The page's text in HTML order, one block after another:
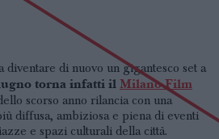
di nuovo un gigantesco set a
torna infatti il Milano Film
scorso anno rilancia con una
diffusa, ambiziosa e piena di eventi
e spazi culturali della città.